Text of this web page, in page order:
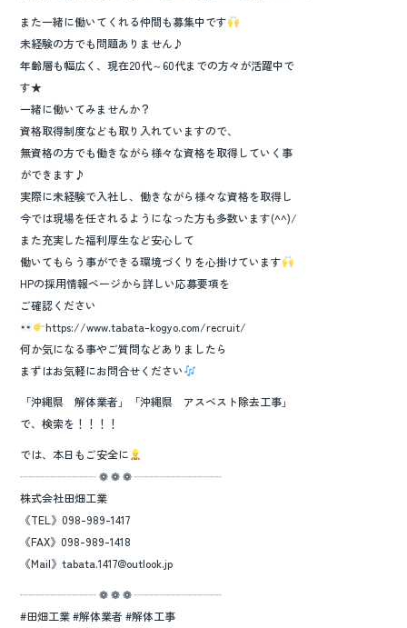
また一緒に働いてくれる仲間も募集中です
未経験の方でも問題ありません♪
年齢層も幅広く、現在20代～60代までの方々が活躍中で
す★
一緒に働いてみませんか？
資格取得制度なども取り入れていますので、
無資格の方でも働きながら様々な資格を取得していく事
ができます♪
実際に未経験で入社し、働きながら様々な資格を取得し
今では現場を任されるようになった方も多数います(^^)/
また充実した福利厚生など安心して
働いてもらう事ができる環境づくりを心掛けています
HPの採用情報ページから詳しい応募要項を
ご確認ください
https://www.tabata-kogyo.com/recruit/
何か気になる事やご質問などありましたら
まずはお気軽にお問合せください
「沖縄県 解体業者」「沖縄県 アスベスト除去工事」
で、検索を！！！！
では、本日もご安全に
┈┈┈┈┈┈┈ ❁ ❁ ❁ ┈┈┈┈┈┈┈┈
株式会社田畑工業
《TEL》098-989-1417
《FAX》098-989-1418
《Mail》tabata.1417@outlook.jp
┈┈┈┈┈┈┈ ❁ ❁ ❁ ┈┈┈┈┈┈┈┈
#田畑工業 #解体業者 #解体工事